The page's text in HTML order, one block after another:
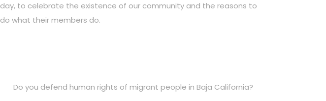
day, to celebrate the existence of our community and the reasons to
do what their members do.
Do you defend human rights of migrant people in Baja California?